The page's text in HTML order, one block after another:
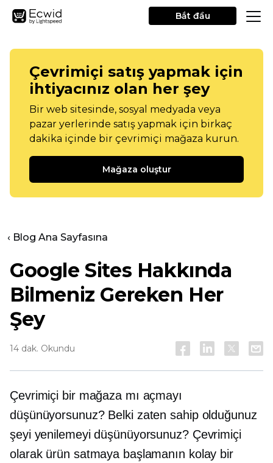
Bắt đầu
Çevrimiçi satış yapmak için
ihtiyacınız olan her şey
Bir web sitesinde, sosyal medyada veya
pazar yerlerinde satış yapmak için birkaç
dakika içinde bir çevrimiçi mağaza kurun.
Mağaza oluştur
‹ Blog Ana Sayfasına
Google Sites Hakkında
Bilmeniz Gereken Her
Şey
14 dak. Okundu
Çevrimiçi bir mağaza mı açmayı
düşünüyorsunuz? Belki zaten sahip olduğunuz
şeyi yenilemeyi düşünüyorsunuz? Çevrimiçi
olarak ürün satmaya başlamanın kolay bir